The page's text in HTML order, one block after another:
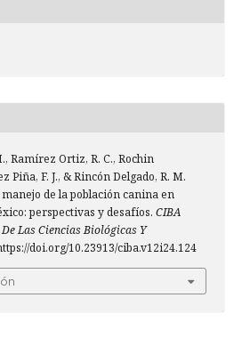
Ramírez Ortiz, R. C., Rochin
Piña, F. J., & Rincón Delgado, R. M.
de la población canina en
perspectivas y desafíos. CIBA
Las Ciencias Biológicas Y
doi.org/10.23913/ciba.v12i24.124